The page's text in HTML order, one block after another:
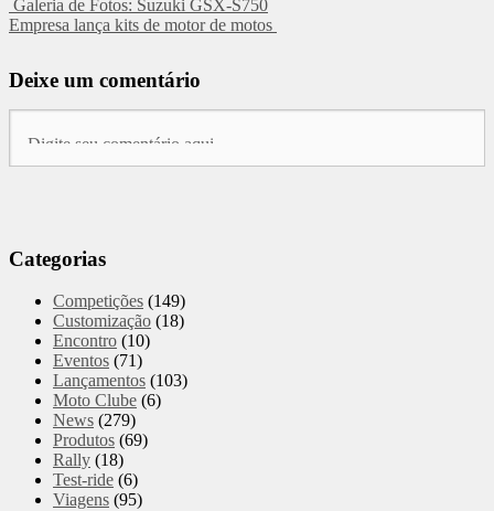
Galeria de Fotos: Suzuki GSX-S750
Empresa lança kits de motor de motos
Deixe um comentário
Categorias
Competições (149)
Customização (18)
Encontro (10)
Eventos (71)
Lançamentos (103)
Moto Clube (6)
News (279)
Produtos (69)
Rally (18)
Test-ride (6)
Viagens (95)